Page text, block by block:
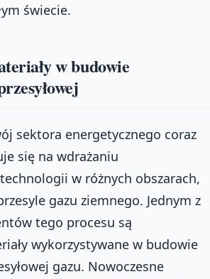
świecie.
w budowie
sektora energetycznego coraz
się na wdrażaniu
w różnych obszarach,
gazu ziemnego. Jednym z
tego procesu są
wykorzystywane w budowie
gazu. Nowoczesne